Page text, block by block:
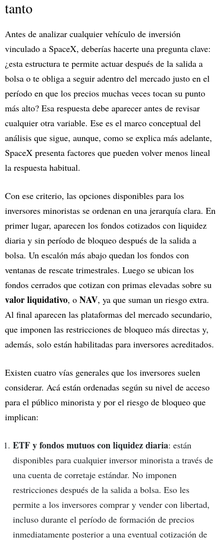
tanto
Antes de analizar cualquier vehículo de inversión
vinculado a SpaceX, deberías hacerte una pregunta clave:
¿esta estructura te permite actuar después de la salida a
bolsa o te obliga a seguir adentro del mercado justo en el
período en que los precios muchas veces tocan su punto
más alto? Esa respuesta debe aparecer antes de revisar
cualquier otra variable. Ese es el marco conceptual del
análisis que sigue, aunque, como se explica más adelante,
SpaceX presenta factores que pueden volver menos lineal
la respuesta habitual.
Con ese criterio, las opciones disponibles para los
inversores minoristas se ordenan en una jerarquía clara. En
primer lugar, aparecen los fondos cotizados con liquidez
diaria y sin período de bloqueo después de la salida a
bolsa. Un escalón más abajo quedan los fondos con
ventanas de rescate trimestrales. Luego se ubican los
fondos cerrados que cotizan con primas elevadas sobre su
valor liquidativo, o NAV, ya que suman un riesgo extra.
Al final aparecen las plataformas del mercado secundario,
que imponen las restricciones de bloqueo más directas y,
además, solo están habilitadas para inversores acreditados.
Existen cuatro vías generales que los inversores suelen
considerar. Acá están ordenadas según su nivel de acceso
para el público minorista y por el riesgo de bloqueo que
implican:
ETF y fondos mutuos con liquidez diaria: están
disponibles para cualquier inversor minorista a través de
una cuenta de corretaje estándar. No imponen
restricciones después de la salida a bolsa. Eso les
permite a los inversores comprar y vender con libertad,
incluso durante el período de formación de precios
inmediatamente posterior a una eventual cotización de